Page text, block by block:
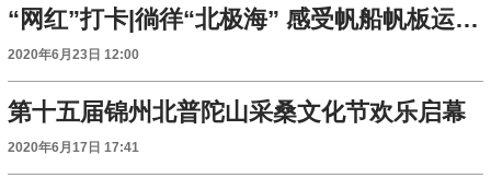
“网红”打卡|徜徉“北极海” 感受帆船帆板运动的别样乐趣
2020年6月23日 12:00
第十五届锦州北普陀山采桑文化节欢乐启幕
2020年6月17日 17:41